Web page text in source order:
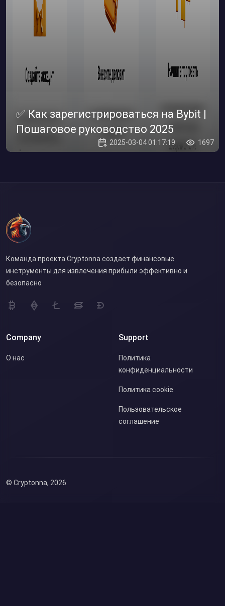
✅ Как зарегистрироваться на Bybit |
Пошаговое руководство 2025
2025-03-04 01:17:19 1697
Команда проекта Cryptonna создает финансовые
инструменты для извлечения прибыли эффективно и
безопасно
Company
О нас
Support
Политика
конфиденциальности
Политика cookie
Пользовательское
соглашение
© Cryptonna, 2026.